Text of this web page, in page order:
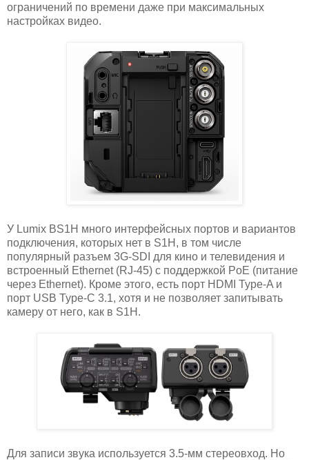
ограничений по времени даже при максимальных
настройках видео.
У Lumix BS1H много интерфейсных портов и вариантов
подключения, которых нет в S1H, в том числе
популярный разъем 3G-SDI для кино и телевидения и
встроенный Ethernet (RJ-45) с поддержкой PoE (питание
через Ethernet). Кроме этого, есть порт HDMI Type-A и
порт USB Type-C 3.1, хотя и не позволяет запитывать
камеру от него, как в S1H.
Для записи звука используется 3.5-мм стереовход. Но